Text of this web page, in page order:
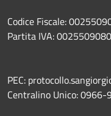
Codice Fiscale:
Partita IVA:
PEC:
Centralino Unico: